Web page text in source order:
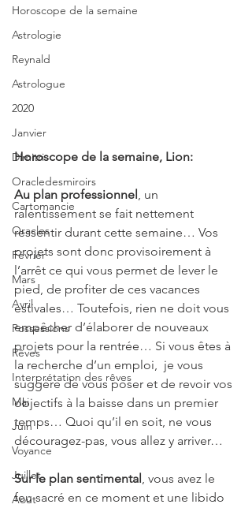
Horoscope de la semaine
Astrologie
Reynald
Astrologue
2020
Janvier
Dimitri
Oracledesmiroirs
Cartomancie
Oracles
Février
Mars
Avril
Possessions
Rêves
Interprétation des rêves
Mai
Juin
Voyance
Juillet
Août
Horoscope de la semaine, Lion:
Au plan professionnel , un
ralentissement se fait nettement
ressentir durant cette semaine… Vos
projets sont donc provisoirement à
l’arrêt ce qui vous permet de lever le
pied, de profiter de ces vacances
estivales… Toutefois, rien ne doit vous
empêcher d’élaborer de nouveaux
projets pour la rentrée… Si vous êtes à
la recherche d’un emploi,  je vous
suggère de vous poser et de revoir vos
objectifs à la baisse dans un premier
temps… Quoi qu’il en soit, ne vous
découragez-pas, vous allez y arriver…
Sur le plan sentimental , vous avez le
feu sacré en ce moment et une libido